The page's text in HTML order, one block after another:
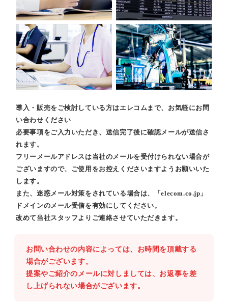
導入・販売をご検討している方はエレコムまで、お気軽にお問
い合わせください
必要事項をご入力いただき、送信完了後に確認メールが送信さ
れます。
フリーメールアドレスは当社のメールを受付けられない場合が
ございますので、ご使用をお控えくださいますようお願いいた
します。
また、迷惑メール対策をされている場合は、「elecom.co.jp」
ドメインのメール受信を有効にしてください。
改めて当社スタッフよりご連絡させていただきます。
お問い合わせの内容によっては、お時間を頂戴する
場合がございます。
提案やご紹介のメールに対しましては、お返事を差
し上げられない場合がございます。